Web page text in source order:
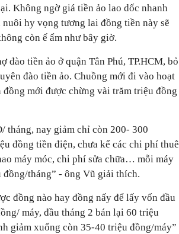
Không ngờ giá tiền ảo lao dốc nhanh
hy vọng tương lai đồng tiền này sẽ
còn ế ẩm như bây giờ.
đào tiền ảo ở quận Tân Phú, TP.HCM, bỏ
đào tiền ảo. Chuồng mới đi vào hoạt
mới được chừng vài trăm triệu đồng
tháng, nay giảm chỉ còn 200- 300
đồng tiền điện, chưa kể các chi phí thuê
máy móc, chi phí sửa chữa… mỗi máy
tháng” - ông Vũ giải thích.
đồng nào hay đồng nấy để lấy vốn đầu
máy, đầu tháng 2 bán lại 60 triệu
giảm xuống còn 35-40 triệu đồng/máy”